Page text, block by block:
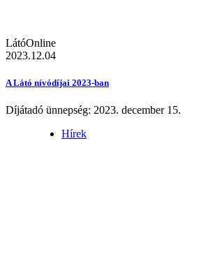
LátóOnline
2023.12.04
A Látó nívódíjai 2023-ban
Díjátadó ünnepség: 2023. december 15.
Hírek